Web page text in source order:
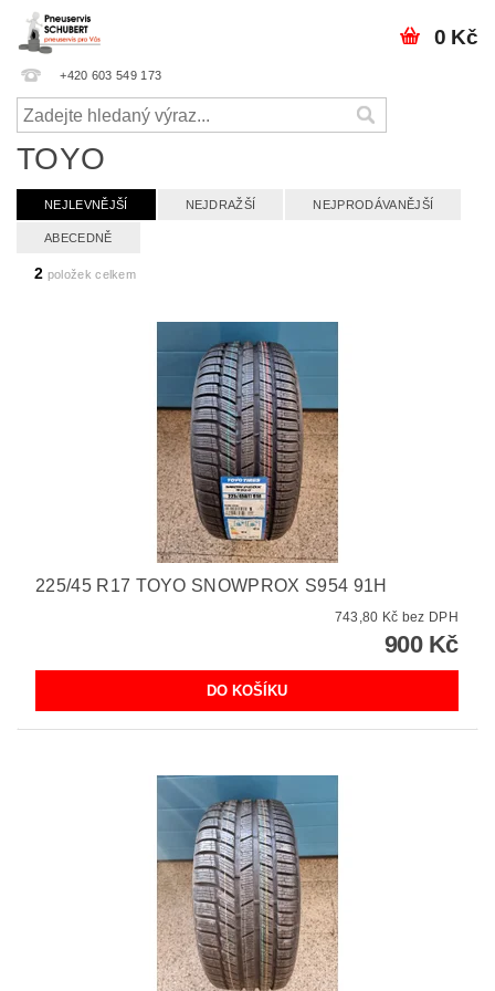
+420 603 549 173
0 Kč
TOYO
NEJLEVNĚJŠÍ NEJDRAŽŠÍ NEJPRODÁVANĚJŠÍ
ABECEDNĚ
2 položek celkem
225/45 R17 TOYO SNOWPROX S954 91H
743,80 Kč bez DPH
900 Kč